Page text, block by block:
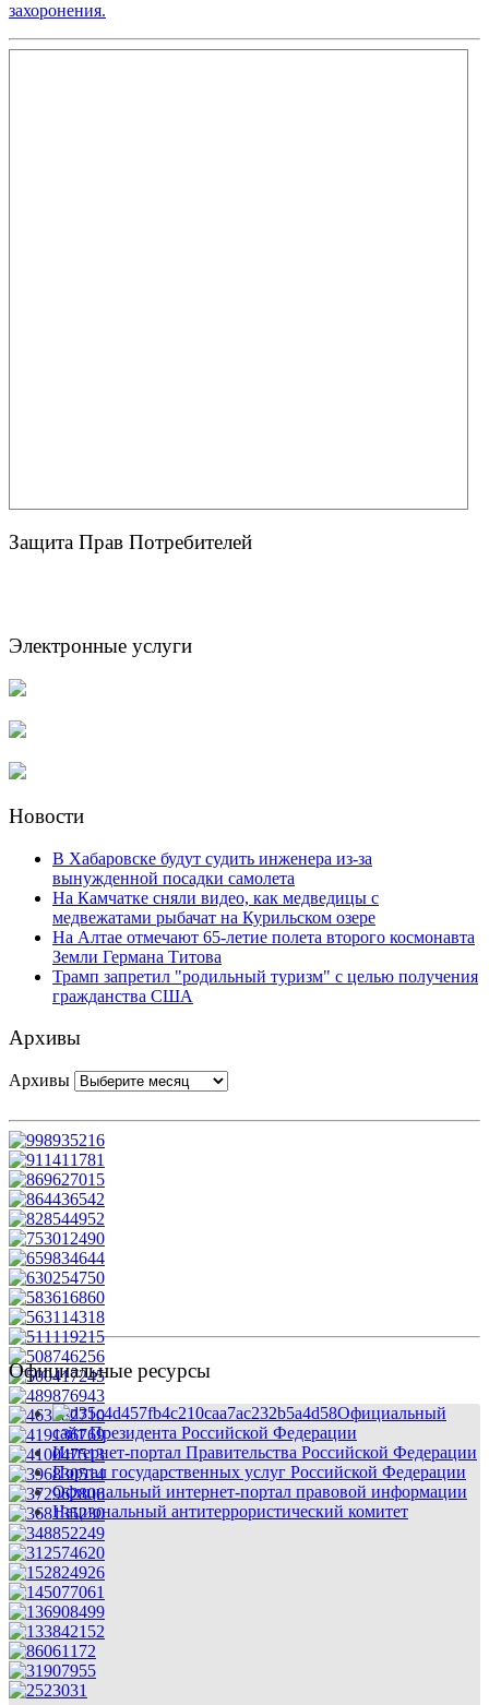
Защита Прав Потребителей
Электронные услуги
Новости
В Хабаровске будут судить инженера из-за
вынужденной посадки самолета
На Камчатке сняли видео, как медведицы с
медвежатами рыбачат на Курильском озере
На Алтае отмечают 65-летие полета второго космонавта
Земли Германа Титова
Трамп запретил "родильный туризм" с целью получения
гражданства США
Архивы
Архивы
Официальные ресурсы
Официальный
сайт Президента Российской Федерации
Интернет-портал Правительства Российской Федерации
Портал государственных услуг Российской Федерации
Официальный интернет-портал правовой информации
Национальный антитеррористический комитет